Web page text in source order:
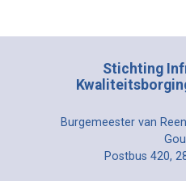
Stichting
Burgemeester van
Postbus 420,